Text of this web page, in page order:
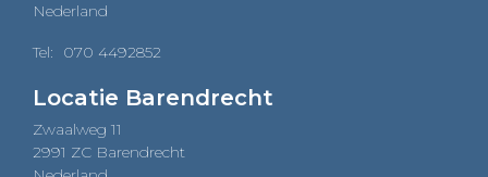
Nederland
Tel: 070 4492852
Locatie Barendrecht
Zwaalweg 11
2991 ZC Barendrecht